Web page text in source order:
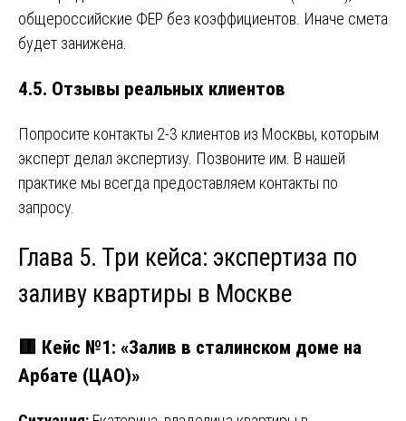
общероссийские ФЕР без коэффициентов. Иначе смета
будет занижена.
4.5. Отзывы реальных клиентов
Попросите контакты 2-3 клиентов из Москвы, которым
эксперт делал экспертизу. Позвоните им. В нашей
практике мы всегда предоставляем контакты по
запросу.
Глава 5. Три кейса: экспертиза по
заливу квартиры в Москве
🟥 Кейс №1: «Залив в сталинском доме на
Арбате (ЦАО)»